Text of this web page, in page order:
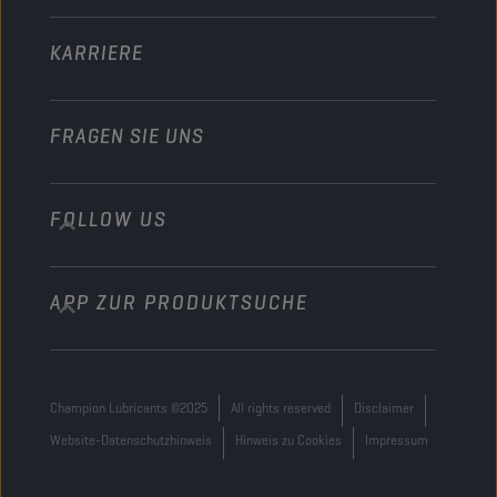
KARRIERE
FRAGEN SIE UNS
info@championlubes.com
+32 3 870 00 20
Georges Gilliotstraat, 52 2620 Hemiksem
FOLLOW US
APP ZUR PRODUKTSUCHE
Champion Lubricants ©2025 All rights reserved
Disclaimer
Website-Datenschutzhinweis
Hinweis zu Cookies Impressum